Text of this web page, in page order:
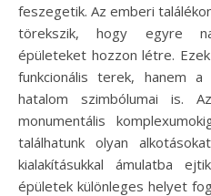
feszegetik. Az emberi
törekszik, hogy egyre
épületeket hozzon létre.
funkcionális terek, hanem
hatalom szimbólumai is.
monumentális
találhatunk olyan
kialakításukkal ámulatba
épületek különleges helyet